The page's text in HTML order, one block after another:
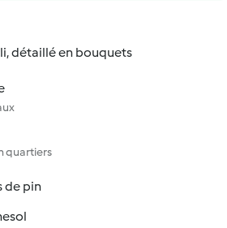
détaillé en bouquets
quartiers
de pin